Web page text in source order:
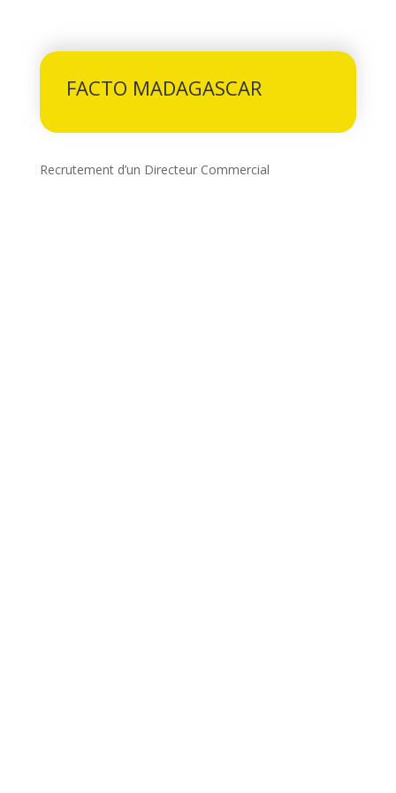
FACTO MADAGASCAR
Recrutement d’un Directeur Commercial